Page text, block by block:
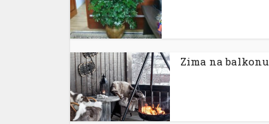
Zima na balkonu